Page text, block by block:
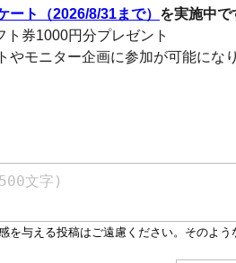
ート（2026/8/31まで） を実施中で
券1000円分プレゼント
やモニター企画に参加が可能にな